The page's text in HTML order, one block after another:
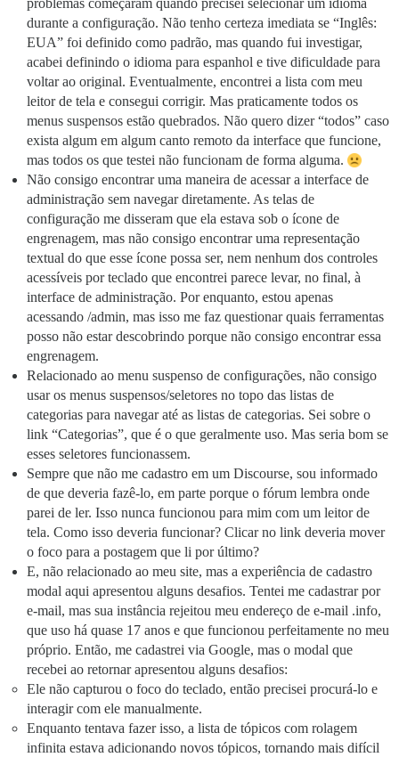
problemas começaram quando precisei selecionar um idioma
durante a configuração. Não tenho certeza imediata se “Inglês:
EUA” foi definido como padrão, mas quando fui investigar,
acabei definindo o idioma para espanhol e tive dificuldade para
voltar ao original. Eventualmente, encontrei a lista com meu
leitor de tela e consegui corrigir. Mas praticamente todos os
menus suspensos estão quebrados. Não quero dizer “todos” caso
exista algum em algum canto remoto da interface que funcione,
mas todos os que testei não funcionam de forma alguma.
Não consigo encontrar uma maneira de acessar a interface de
administração sem navegar diretamente. As telas de
configuração me disseram que ela estava sob o ícone de
engrenagem, mas não consigo encontrar uma representação
textual do que esse ícone possa ser, nem nenhum dos controles
acessíveis por teclado que encontrei parece levar, no final, à
interface de administração. Por enquanto, estou apenas
acessando /admin, mas isso me faz questionar quais ferramentas
posso não estar descobrindo porque não consigo encontrar essa
engrenagem.
Relacionado ao menu suspenso de configurações, não consigo
usar os menus suspensos/seletores no topo das listas de
categorias para navegar até as listas de categorias. Sei sobre o
link “Categorias”, que é o que geralmente uso. Mas seria bom se
esses seletores funcionassem.
Sempre que não me cadastro em um Discourse, sou informado
de que deveria fazê-lo, em parte porque o fórum lembra onde
parei de ler. Isso nunca funcionou para mim com um leitor de
tela. Como isso deveria funcionar? Clicar no link deveria mover
o foco para a postagem que li por último?
E, não relacionado ao meu site, mas a experiência de cadastro
modal aqui apresentou alguns desafios. Tentei me cadastrar por
e-mail, mas sua instância rejeitou meu endereço de e-mail .info,
que uso há quase 17 anos e que funcionou perfeitamente no meu
próprio. Então, me cadastrei via Google, mas o modal que
recebei ao retornar apresentou alguns desafios:
Ele não capturou o foco do teclado, então precisei procurá-lo e
interagir com ele manualmente.
Enquanto tentava fazer isso, a lista de tópicos com rolagem
infinita estava adicionando novos tópicos, tornando mais difícil